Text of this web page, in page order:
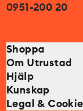
0951-200 20
Shoppa
Om Utrustad
Hjälp
Kunskap
Legal &